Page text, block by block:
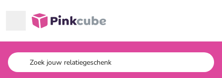
Pinkcube